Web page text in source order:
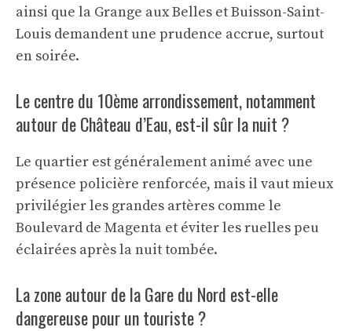
ainsi que la Grange aux Belles et Buisson-Saint-
Louis demandent une prudence accrue, surtout
en soirée.
Le centre du 10ème arrondissement, notamment
autour de Château d’Eau, est-il sûr la nuit ?
Le quartier est généralement animé avec une
présence policière renforcée, mais il vaut mieux
privilégier les grandes artères comme le
Boulevard de Magenta et éviter les ruelles peu
éclairées après la nuit tombée.
La zone autour de la Gare du Nord est-elle
dangereuse pour un touriste ?